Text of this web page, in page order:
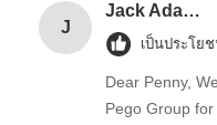
J
Jack Adams
เป็นประโย
Dear Penny,
Pego Group